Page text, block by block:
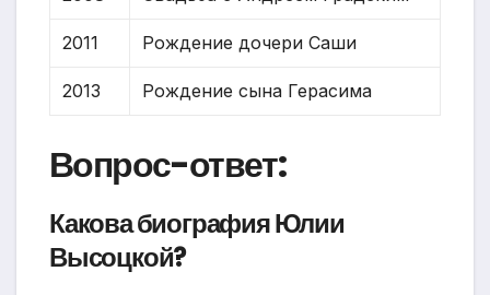
2011 Рождение дочери Саши
2013 Рождение сына Герасима
Вопрос-ответ:
Какова биография Юлии
Высоцкой?